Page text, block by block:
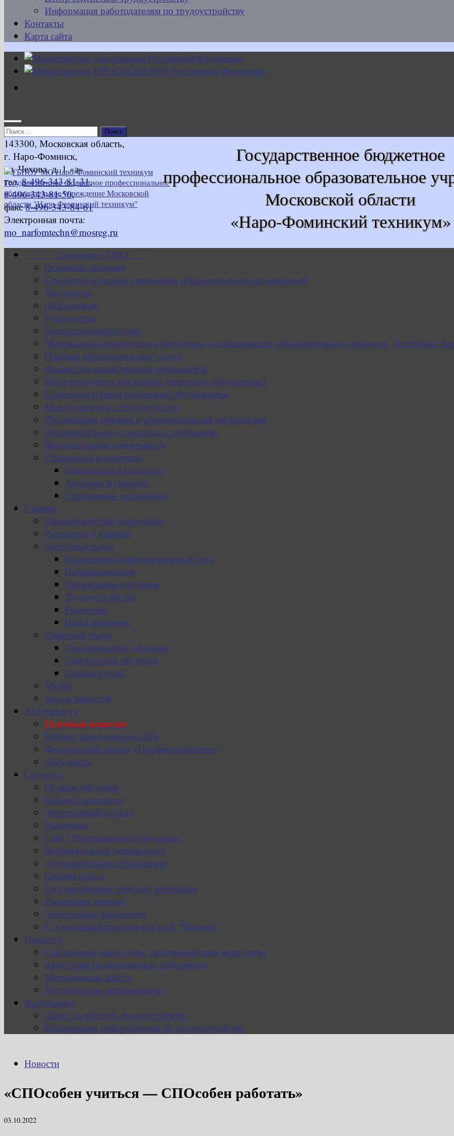
Информация работодателям по трудоустройству
Контакты
Карта сайта
Найти:
Государственное бюджетное
профессиональное образовательное
Московской области
«Наро-Фоминский техникум»
143300, Московская область,
г. Наро-Фоминск,
ул. Чехова, д. 1 «а»
тел.8-496-343-81-31,
8-496-343-81-50,
факс8-496-343-84-61
Электронная почта:
mo_narfomtechn@mosreg.ru
Сведения о ПОО
Основные сведения
Структура и органы управления образовательной организацией
Документы
Образование
Руководство
Педагогический состав
Материально-техническое обеспечение и оснащенность образовательного процесса. Доступная
Платные образовательные услуги
Финансово-хозяйственная деятельность
Вакантные места для приема (перевода) обучающихся
Стипендии и меры поддержки обучающихся
Международное сотрудничество
Организация питания в образовательной организации
Образовательные стандарты и требования
Воспитательная деятельность
Олимпиады и конкурсы
Олимпиады и конкурсы
Дипломы и грамоты
Спортивные достижения
Главная
Противодействие коррупции
Разговоры о важном
Доступная среда
Нормативно-информационный блок
Профориентация
Организация обучения
Трудоустройство
Родителям
Наши партнеры
Цифровая среда
Дистанционное обучение
Электронное обучение
Онлайн-курсы
Музей
Архив новостей
Абитуриенту
Приемная комиссия
Рейтинг абитуриентов 2026
Федеральный проект «Профессионалитет»
Документы
Студенту
Целевое обучение
Кабинет психолога
Электронный журнал
Родителям
Сайт «Дистанционное обучение»
Воспитательная деятельность
Дополнительное образование
Онлайн-курсы
Государственная итоговая аттестация
Расписание занятий
Электронная библиотека
Студенческий спортивный клуб “Вымпел”
Педагогу
Соблюдение норм этики, противодействие коррупции
Аттестация педагогических работников
Методическая работа
Методические рекомендации
Выпускнику
Центр содействия трудоустройству
Информация работодателям по трудоустройству
Новости
«СПОсобен учиться — СПОсобен работать»
03.10.2022